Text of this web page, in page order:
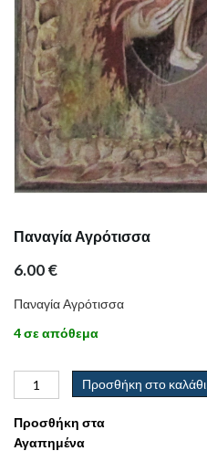
Παναγία Αγρότισσα
6.00€
Παναγία Αγρότισσα
4 σε απόθεμα
Προσθήκη στο καλάθι
Προσθήκη στα
Αγαπημένα